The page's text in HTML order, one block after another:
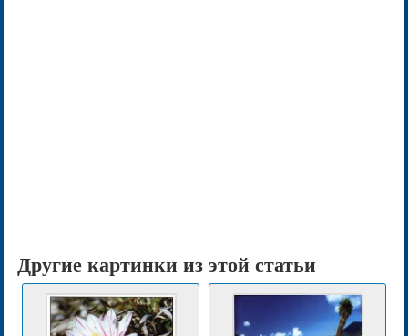
Другие картинки из этой статьи